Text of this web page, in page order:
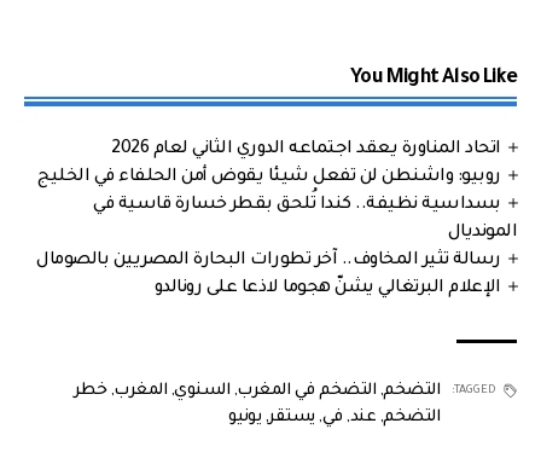
You Might Also Like
اتحاد المناورة يعقد اجتماعه الدوري الثاني لعام 2026
روبيو: واشنطن لن تفعل شيئا يقوض أمن الحلفاء في الخليج
بسداسية نظيفة.. كندا تُلحق بقطر خسارة قاسية في
المونديال
رسالة تثير المخاوف.. آخر تطورات البحارة المصريين بالصومال
الإعلام البرتغالي يشنّ هجوما لاذعا على رونالدو
TAGGED: التضخم, التضخم في المغرب, السنوي, المغرب,خطر
التضخم, عند, في, يستقر, يونيو